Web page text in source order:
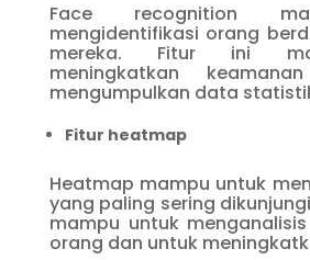
Face recognition
mengidentifikasi orang
mereka. Fitur ini
meningkatkan
mengumpulkan data
Fitur heatmap
Heatmap mampu untuk
yang paling sering
mampu untuk
orang dan untuk